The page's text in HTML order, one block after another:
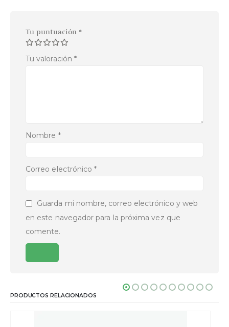
Tu puntuación *
Tu valoración *
Nombre *
Correo electrónico*
Guarda mi nombre, correo electrónico y web
en este navegador para la próxima vez que
comente.
PRODUCTOS RELACIONADOS